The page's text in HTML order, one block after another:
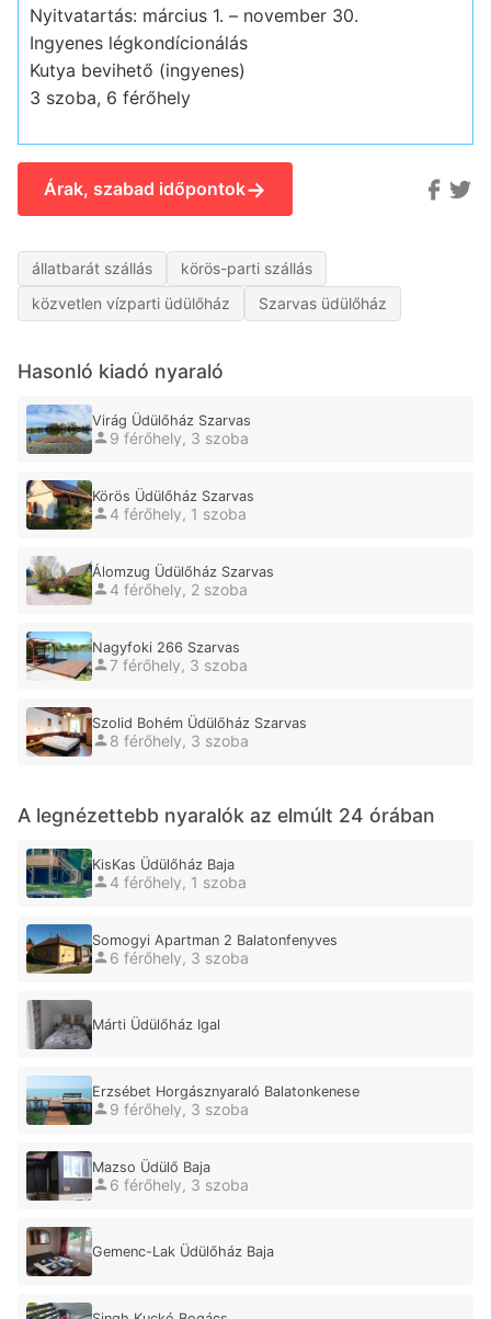
Nyitvatartás: március 1. – november 30.
Ingyenes légkondícionálás
Kutya bevihető (ingyenes)
3 szoba, 6 férőhely
Árak, szabad időpontok→
állatbarát szállás
körös-parti szállás
közvetlen vízparti üdülőház
Szarvas üdülőház
Hasonló kiadó nyaraló
Virág Üdülőház Szarvas
9 férőhely, 3 szoba
Körös Üdülőház Szarvas
4 férőhely, 1 szoba
Álomzug Üdülőház Szarvas
4 férőhely, 2 szoba
Nagyfoki 266 Szarvas
7 férőhely, 3 szoba
Szolid Bohém Üdülőház Szarvas
8 férőhely, 3 szoba
A legnézettebb nyaralók az elmúlt 24 órában
KisKas Üdülőház Baja
4 férőhely, 1 szoba
Somogyi Apartman 2 Balatonfenyves
6 férőhely, 3 szoba
Márti Üdülőház Igal
Erzsébet Horgásznyaraló Balatonkenese
9 férőhely, 3 szoba
Mazso Üdülő Baja
6 férőhely, 3 szoba
Gemenc-Lak Üdülőház Baja